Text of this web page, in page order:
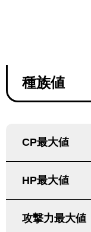
種族値
CP最大値
HP最大値
攻撃力最大値